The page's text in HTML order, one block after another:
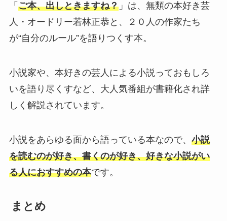
「 ご本、出しときますね？」は、無類の本好き芸
人・オードリー若林正恭と、２０人の作家たち
が“自分のルール”を語りつくす本。
小説家や、本好きの芸人による小説っておもしろ
いを語り尽くすなど、大人気番組が書籍化され詳
しく解説されています。
小説をあらゆる面から語っている本なので、 小説
を読むのが好き、書くのが好き、好きな小説がい
る人におすすめの本です。
まとめ